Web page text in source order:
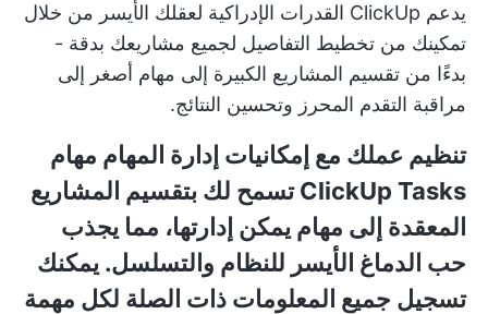
يدعم ClickUp القدرات الإدراكية لعقلك الأيسر من خلال
تمكينك من تخطيط التفاصيل لجميع مشاريعك بدقة -
بدءًا من تقسيم المشاريع الكبيرة إلى مهام أصغر إلى
مراقبة التقدم المحرز وتحسين النتائج.
تنظيم عملك مع إمكانيات إدارة المهام مهام
ClickUp Tasksتسمح لك بتقسيم المشاريع
المعقدة إلى مهام يمكن إدارتها، مما يجذب
حب الدماغ الأيسر للنظام والتسلسل. يمكنك
تسجيل جميع المعلومات ذات الصلة لكل مهمة